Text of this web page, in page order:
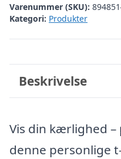
Varenummer (SKU):
Kategori: Produkter
Beskrivelse
Vis din kærlighed –
denne personlige